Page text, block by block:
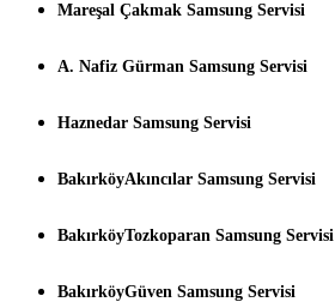
Mareşal Çakmak Samsung Servisi
A. Nafiz Gürman Samsung Servisi
Haznedar Samsung Servisi
BakırköyAkıncılar Samsung Servisi
BakırköyTozkoparan Samsung Servisi
BakırköyGüven Samsung Servisi